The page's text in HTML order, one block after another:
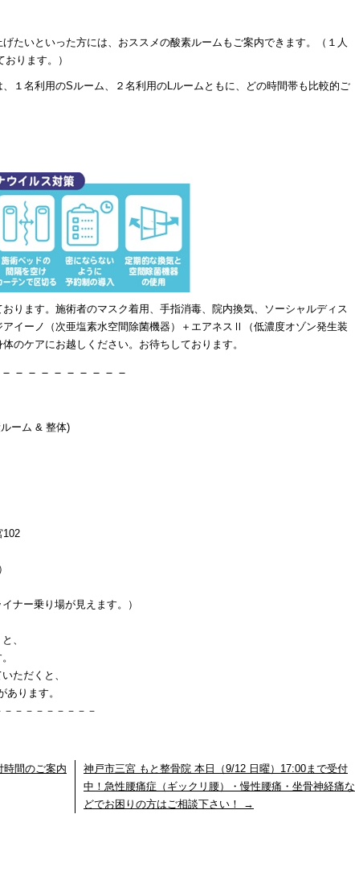
たいといった方には、おススメの酸素ルームもご案内できます。（１人
ります。）
１名利用のSルーム、２名利用のLルームともに、どの時間帯も比較的ご
ります。施術者のマスク着用、手指消毒、院内換気、ソーシャルディス
イーノ（次亜塩素水空間除菌機器）＋エアネスⅡ（低濃度オゾン発生装
のケアにお越しください。お待ちしております。
－－－－－－－－－
ーム & 整体)
102
ナー乗り場が見えます。）
、
ただくと、
ります。
－－－－－－－－
間のご案内
神戸市三宮 もと整骨院 本日（9/12 日曜）17:00まで受付
中！急性腰痛症（ギックリ腰）・慢性腰痛・坐骨神経痛な
どでお困りの方はご相談下さい！
→